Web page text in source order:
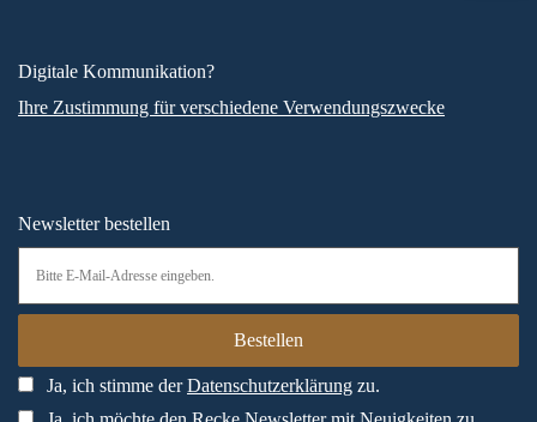
Digitale Kommunikation?
Ihre Zustimmung für verschiedene Verwendungszwecke
Newsletter bestellen
Ja, ich stimme derDatenschutzerklärung zu.